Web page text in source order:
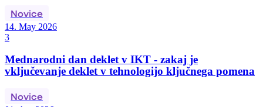
Novice
14. May 2026
3
Mednarodni dan deklet v IKT - zakaj je
vključevanje deklet v tehnologijo ključnega pomena
Novice